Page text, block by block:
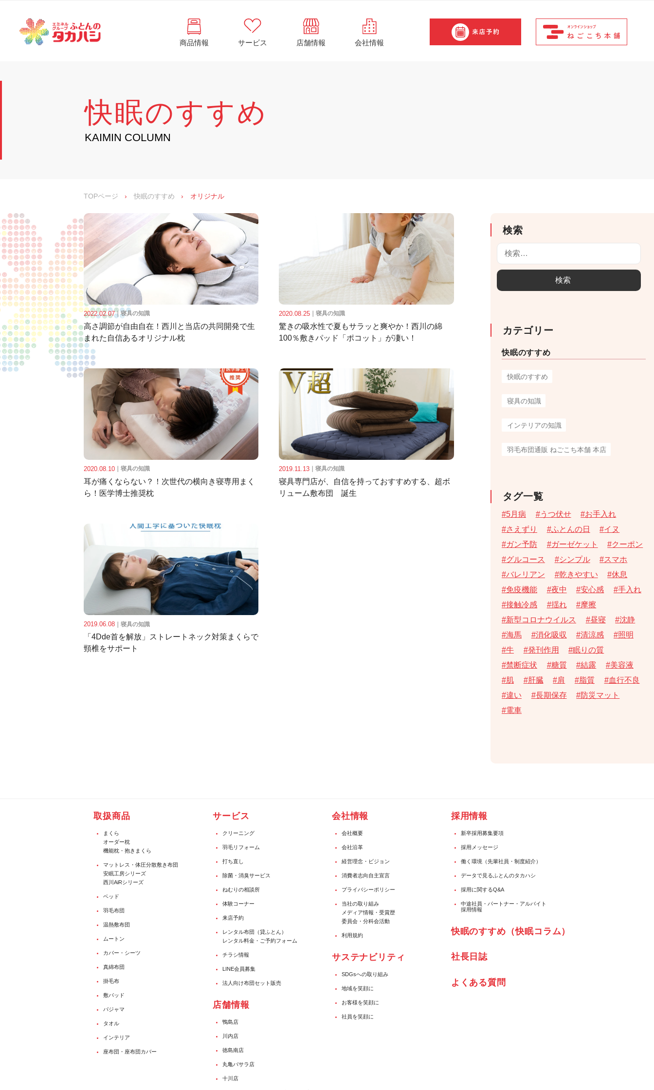
ッ
商品情報 サービス 店舗情報 会社情報
快眠のすすめ
KAIMIN COLUMN
TOPページ › 快眠のすすめ › オリジナル
検索
カテゴリー
快眠のすすめ
快眠のすすめ
寝具の知識
インテリアの知識
羽毛布団通販 ねごこち本舗 本店
タグ一覧
5月病 うつ伏せ
お手入れ
さえずり
ふとんの日
イヌ
ガン予防
ガーゼケット
クーポン
グルコース
シンプル
スマホ
バレリアン
乾きやすい
休息
免疫機能
夜中 安心感
手入れ
接触冷感
揺れ
摩擦
新型コロナウイルス
昼寝
沈静
海馬
消化吸収 清涼感
照明
牛
発刊作用
眠りの質
禁断症状
糖質 結露
美容液
肌
肝臓 肩 脂質
血行不良
違い
長期保存
防災マット
電車
2022.02.07｜寝具の知識
高さ調節が自由自在！西川と当店の共同開発で生
まれた自信あるオリジナル枕
2020.08.25 ｜寝具の知識
驚きの吸水性で夏もサラッと爽やか！西川の綿
100％敷きパッド「ポコット」が凄い！
2020.08.10 寝具の知識
耳が痛くならない？！次世代の横向き寝専用まく
ら！医学博士推奨枕
2019.11.13 ｜寝具の知識
寝具専門店が、自信を持っておすすめする、超ボ
リューム敷布団 誕生
2019.06.08 ｜ 寝具の知識
「4Dde首を解放」ストレートネック対策まくらで
頸椎をサポート
取扱商品
まくら
オーダー枕
機能枕・抱きまくら
マットレス・体圧分散敷き布団
安眠工房シリーズ
西川AiRシリーズ
ベッド
羽毛布団
温熱敷布団
ムートン
カバー・シーツ
真綿布団
掛毛布
敷パッド
パジャマ
タオル
インテリア
座布団・座布団カバー
サービス
クリーニング
羽毛リフォーム
打ち直し
除菌・消臭サービス
ねむりの相談所
体験コーナー
来店予約
レンタル布団（貸ふとん）
レンタル料金・ご予約フォーム
チラシ情報
LINE会員募集
法人向け布団セット販売
店舗情報
鴨島店
川内店
徳島南店
丸亀バサラ店
十川店
会社情報
会社概要
会社沿革
経営理念・ビジョン
消費者志向自主宣言
プライバシーポリシー
当社の取り組み
メディア情報・受賞歴
委員会・分科会活動
利用規約
サステナビリティ
SDGsへの取り組み
地域を笑顔に
お客様を笑顔に
社員を笑顔に
採用情報
新卒採用募集要項
採用メッセージ
働く環境（先輩社員・制度紹介）
データで見るふとんのタカハシ
採用に関するQ&A
中途社員・パートナー・アルバイト
採用情報
快眠のすすめ（快眠コラム）
社⾧日誌
よくある質問
ん
の